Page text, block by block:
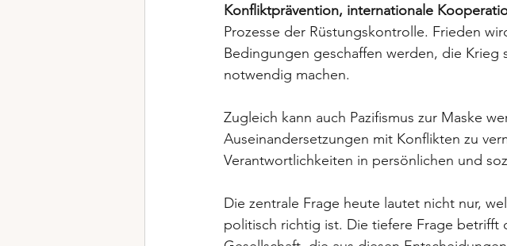
Konfliktprävention, internationale
Prozesse der Rüstungskontrolle. Frieden
Bedingungen geschaffen werden, die
notwendig machen.
Zugleich kann auch Pazifismus zur Maske
Auseinandersetzungen mit Konflikten zu
Verantwortlichkeiten in persönlichen und
Die zentrale Frage heute lautet nicht nur,
politisch richtig ist. Die tiefere Frage